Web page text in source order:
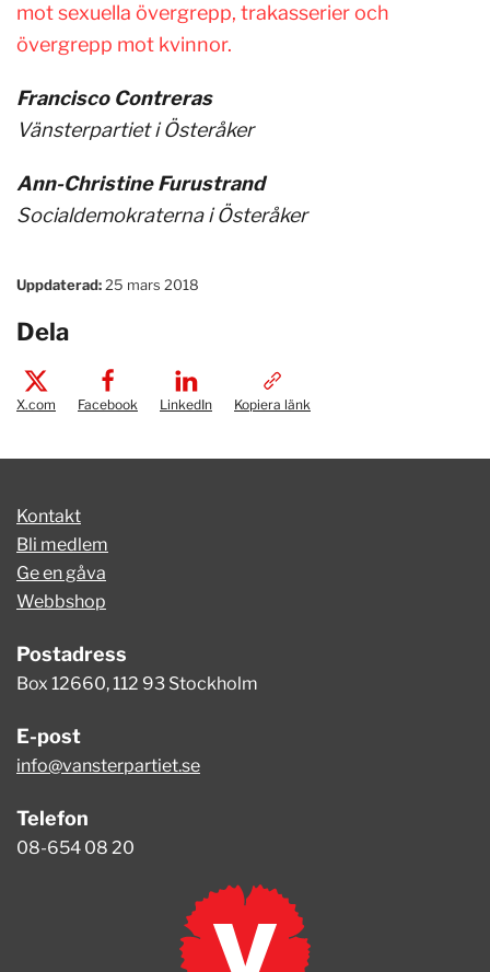
motsexuella övergrepp, trakasserier och
övergrepp mot kvinnor.
Francisco Contreras
Vänsterpartiet i Österåker
Ann-Christine Furustrand
Socialdemokraterna i Österåker
Uppdaterad: 25 mars 2018
Dela
X.com Facebook LinkedIn Kopiera länk
Kontakt
Bli medlem
Ge en gåva
Webbshop
Postadress
Box 12660, 112 93 Stockholm
E-post
info@vansterpartiet.se
Telefon
08-654 08 20